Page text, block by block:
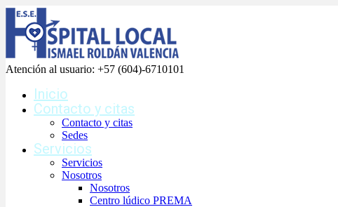
Atención al usuario: +57 (604)-6710101
Inicio
Contacto y citas
Contacto y citas
Sedes
Servicios
Servicios
Nosotros
Nosotros
Centro lúdico PREMA